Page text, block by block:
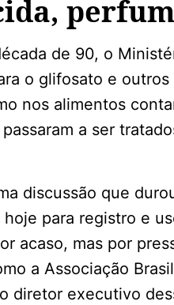
de 90, o
o glifosato e
nos alimentos
a ser
discussão que
para registro e
acaso, mas por
a Associação
diretor executivo